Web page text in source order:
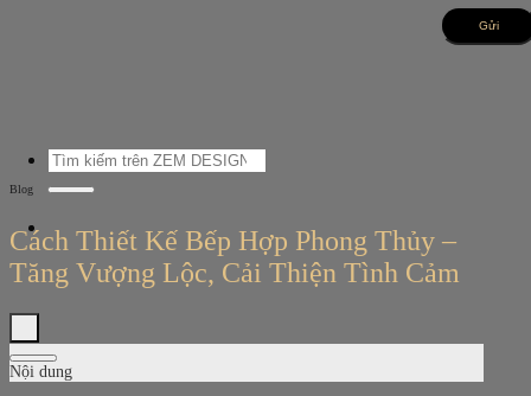
Tìm
kiếm:
Blog
Cách Thiết Kế Bếp Hợp Phong Thủy –
Tăng Vượng Lộc, Cải Thiện Tình Cảm
Nội dung